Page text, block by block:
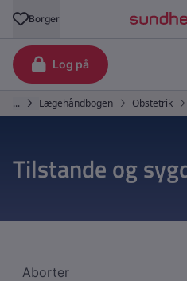
Tilstande og
Aborter